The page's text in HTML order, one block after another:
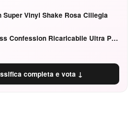
Super Vinyl Shake Rosa Ciliegia
Hourglass Confession Ricaricabile Ultra Preciso Ad Alta Intensità Secretly Classic Red
completa e vota ↓